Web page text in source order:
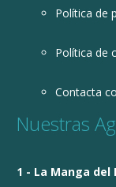
Política de
Política de
Contacta
Nuestras
1 - La Manga del